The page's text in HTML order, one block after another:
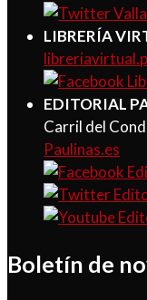
LIBRERÍA
EDITORIAL
Carril del
Paulinas.es
Boletín de